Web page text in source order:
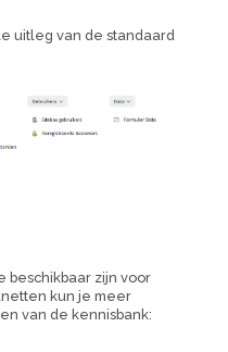
uitleg van de standaard
beschikbaar zijn voor
kun je meer
van de kennisbank: